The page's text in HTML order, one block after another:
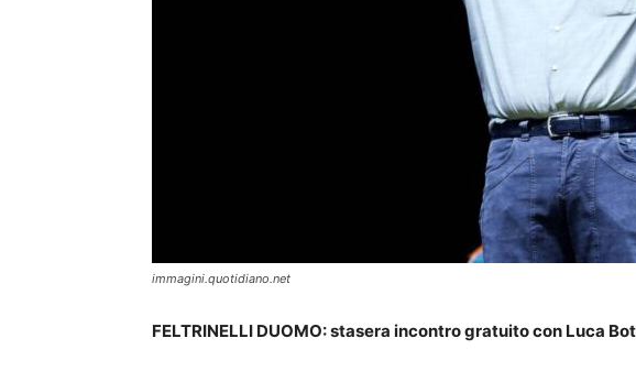
immagini.quotidiano.net
FELTRINELLI DUOMO: stasera incontro gratuito con Luca